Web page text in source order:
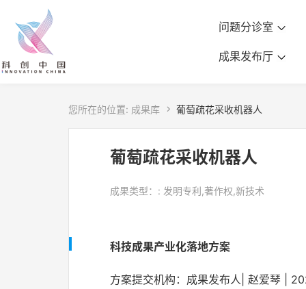
问题分诊室
成果发布厅
您所在的位置: 成果库  葡萄疏花采收机器人
葡萄疏花采收机器人
成果类型：: 发明专利,著作权,新技术
科技成果产业化落地方案
方案提交机构：成果发布人| 赵爱琴 |